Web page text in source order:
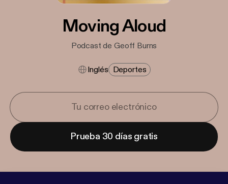
Moving Aloud
Podcast de Geoff Burns
Inglés Deportes
Prueba 30 días gratis